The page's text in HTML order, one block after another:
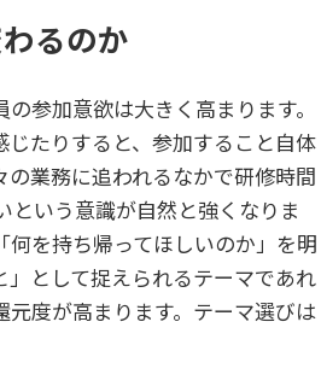
るのか
参加意欲は大きく高まります。
たりすると、参加すること自体
業務に追われるなかで研修時間
という意識が自然と強くなりま
を持ち帰ってほしいのか」を明
として捉えられるテーマであれ
度が高まります。テーマ選びは